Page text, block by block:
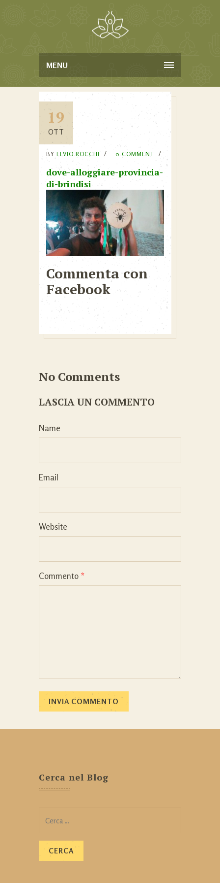
MENU
19
OTT
BY ELVIO ROCCHI 0 COMMENT
dove-alloggiare-provincia-
di-brindisi
Commenta con
Facebook
No Comments
LASCIA UN COMMENTO
Name
Email
Website
Commento *
Cerca nel Blog